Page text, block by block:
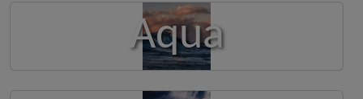
Aqua